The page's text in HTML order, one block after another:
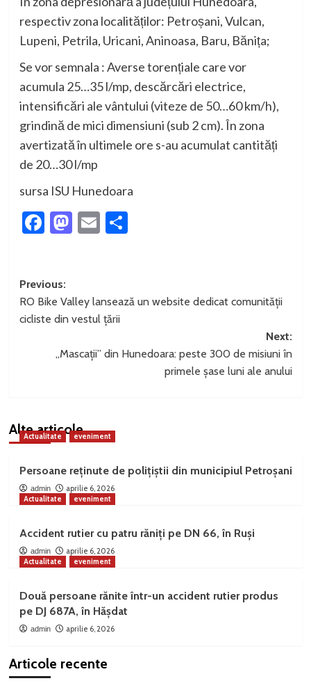
respectiv zona localităților: Petroșani, Vulcan,
Lupeni, Petrila, Uricani, Aninoasa, Baru, Bănița;
Se vor semnala : Averse torențiale care vor
acumula 25…35 l/mp, descărcări electrice,
intensificări ale vântului (viteze de 50…60 km/h),
grindină de mici dimensiuni (sub 2 cm). În zona
avertizată în ultimele ore s-au acumulat cantități
de 20…30 l/mp
sursa ISU Hunedoara
Facebook
Mastodon
EmailPartajează
Post
navigation
Previous:
RO Bike Valley lansează un website dedicat comunității
cicliste din vestul țării
Next:
„Mascații” din Hunedoara: peste 300 de misiuni în
primele șase luni ale anului
Alte articole
Actualitate eveniment
Persoane reținute de polițiștii din municipiul Petroșani
admin
aprilie 6, 2026
Actualitate
eveniment
Accident rutier cu patru răniți pe DN 66, în Ruși
admin
aprilie 6, 2026
Actualitate
eveniment
Două persoane rănite într-un accident rutier produs
pe DJ 687A, în Hășdat
admin aprilie 6, 2026
Articole recente